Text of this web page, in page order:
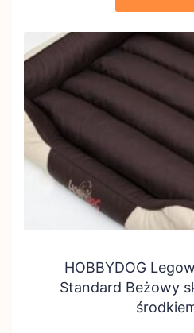
HOBBYDOG
Standard Beżowy